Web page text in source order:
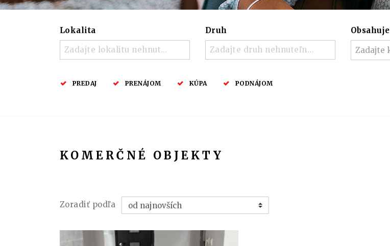
Lokalita
Zadajte lokalitu nehnuteľnosti ..
Druh
Zadajte druh nehnuteľnosti ..
Obsahuje
PREDAJ PRENÁJOM KÚPA PODNÁJOM
KOMERČNÉ OBJEKTY
Zoradiť podľa